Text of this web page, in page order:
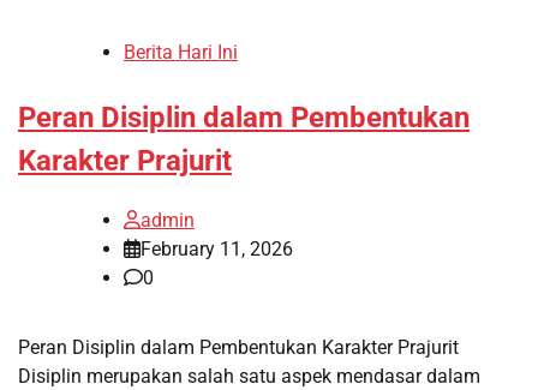
Berita Hari Ini
Peran Disiplin dalam Pembentukan
Karakter Prajurit
admin
February 11, 2026
0
Peran Disiplin dalam Pembentukan Karakter Prajurit
Disiplin merupakan salah satu aspek mendasar dalam